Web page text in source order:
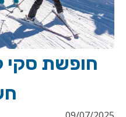
חופשת סקי